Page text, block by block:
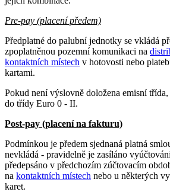
Pre-pay (placení předem)
Předplatné do palubní jednotky se vkládá
zpoplatněnou pozemní komunikaci na
kontaktních místech v hotovosti nebo
kartami.
Pokud není výslovně doložena emisní
do třídy Euro 0 - II.
Post-pay (placení na fakturu)
Podmínkou je předem sjednaná platná
nevkládá - pravidelně je zasíláno
předepsáno v předchozím zúčtovacím
na kontaktních místech nebo u některých
karet.